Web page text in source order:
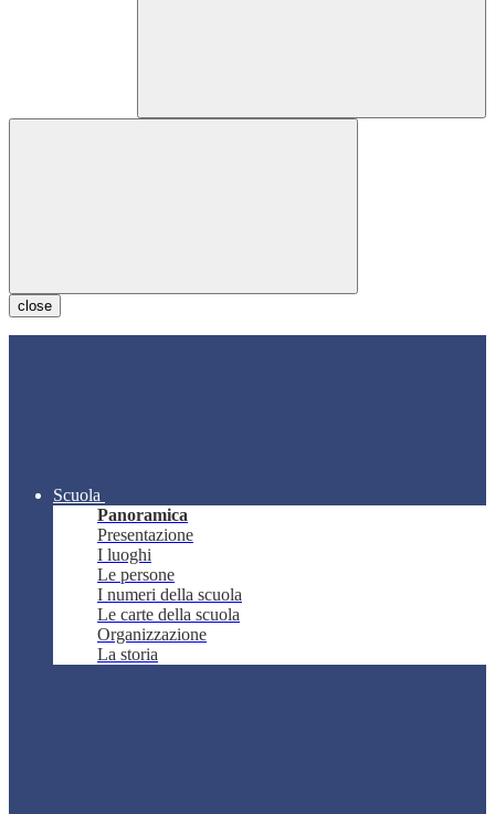
close
Scuola
Panoramica
Presentazione
I luoghi
Le persone
I numeri della scuola
Le carte della scuola
Organizzazione
La storia